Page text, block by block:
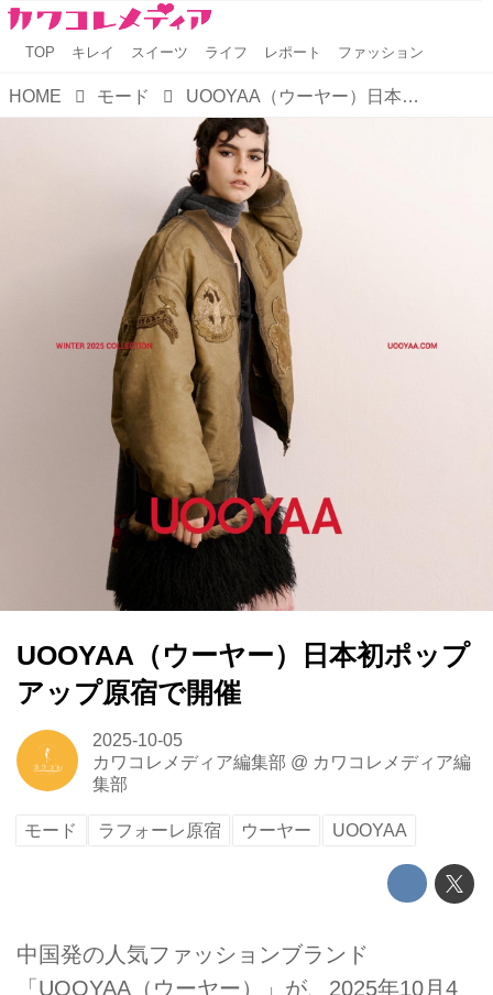
TOP キレイ スイーツ ライフ レポート ファッション
HOME モード UOOYAA（ウーヤー）日本初ポップアップ原宿で開催
UOOYAA（ウーヤー）日本初ポップ
アップ原宿で開催
2025-10-05
カワコレメディア編集部 @ カワコレメディア編
集部
モード ラフォーレ原宿 ウーヤー UOOYAA
中国発の人気ファッションブランド
「UOOYAA（ウーヤー）」が、2025年10月4